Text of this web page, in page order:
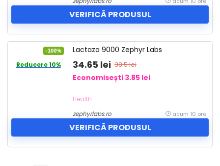
VERIFICĂ PRODUSUL
-100%
Reducere 10%
Lactaza 9000 Zephyr Labs
34.65 lei 38.5 lei
Economisești 3.85 lei
Health
zephyrlabs.ro
acum 10 ore
VERIFICĂ PRODUSUL